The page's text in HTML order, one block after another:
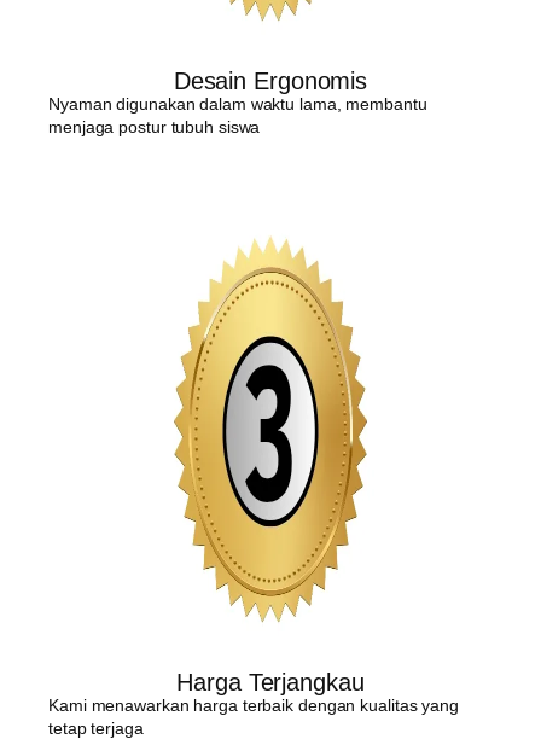
Desain Ergonomis
Nyaman digunakan dalam waktu lama, membantu
menjaga postur tubuh siswa
Harga Terjangkau
Kami menawarkan harga terbaik dengan kualitas yang
tetap terjaga